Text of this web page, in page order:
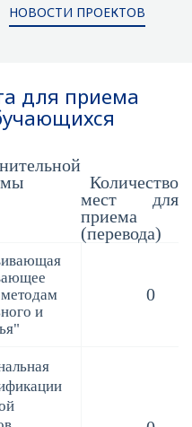
НОВОСТИ ПРОЕКТОВ
для приема
Количество
мест для
приема
(перевода)
и
0